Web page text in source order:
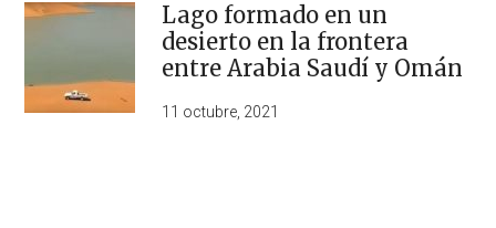
Lago formado en un
desierto en la frontera
entre Arabia Saudí y Omán
11 octubre, 2021